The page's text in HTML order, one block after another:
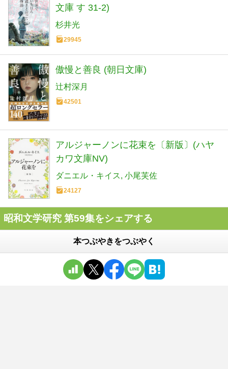
文庫 す 31-2)
杉井光
29945
傲慢と善良 (朝日文庫)
辻村深月
42501
アルジャーノンに花束を〔新版〕(ハヤ
カワ文庫NV)
ダニエル・キイス 小尾芙佐
24127
昭和文学研究 第59集をシェアする
本つぶやきをつぶやく